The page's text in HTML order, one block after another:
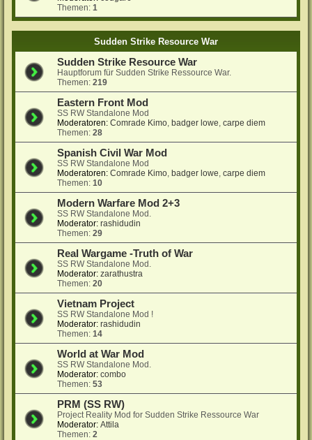
Themen:1
Sudden Strike Resource War
Sudden Strike Resource War
Hauptforum für Sudden Strike Ressource War.
Themen:219
Eastern Front Mod
SS RW Standalone Mod
Moderatoren: Comrade Kimo, badger lowe,carpe diem
Themen:28
Spanish Civil War Mod
SS RW Standalone Mod
Moderatoren: Comrade Kimo, badger lowe,carpe diem
Themen:10
Modern Warfare Mod 2+3
SS RW Standalone Mod.
Moderator: rashidudin
Themen:29
Real Wargame -Truth of War
SS RW Standalone Mod.
Moderator: zarathustra
Themen:20
Vietnam Project
SS RW Standalone Mod !
Moderator: rashidudin
Themen:14
World at War Mod
SS RW Standalone Mod.
Moderator: combo
Themen:53
PRM (SS RW)
Project Reality Mod for Sudden Strike Ressource War
Moderator: Attila
Themen:2